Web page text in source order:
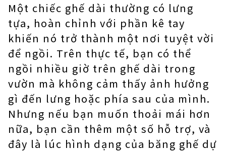
Một chiếc ghế dài thường có lưng
tựa, hoàn chỉnh với phần kê tay
khiến nó trở thành một nơi tuyệt vời
để ngồi. Trên thực tế, bạn có thể
ngồi nhiều giờ trên ghế dài trong
vườn mà không cảm thấy ảnh hưởng
gì đến lưng hoặc phía sau của mình.
Nhưng nếu bạn muốn thoải mái hơn
nữa, bạn cần thêm một số hỗ trợ, và
đây là lúc hình dạng của băng ghế dự